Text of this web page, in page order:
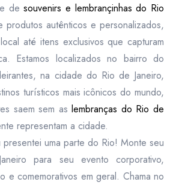
desouvenirs e lembrançinhas do Rio
produtos autênticos e personalizados,
até itens exclusivos que capturam
Estamos localizados no bairro do
na cidade do Rio de Janeiro,
turísticos mais icônicos do mundo,
saem sem aslembranças do Rio de
representam a cidade.
uma parte do Rio! Monte seu
para seu evento corporativo,
e comemorativos em geral. Chama no